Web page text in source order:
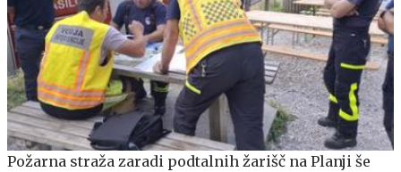
Požarna straža zaradi podtalnih žarišč na Planji še